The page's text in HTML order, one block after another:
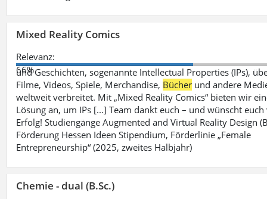
Mixed Reality Comics
Relevanz:
66%
und Geschichten, sogenannte Intellectual Properties (IPs),
Filme, Videos, Spiele, Merchandise, Bücher und andere
weltweit verbreitet. Mit „Mixed Reality Comics“ bieten wir
Lösung an, um IPs [...] Team dankt euch – und wünscht euch
Erfolg! Studiengänge Augmented and Virtual Reality Design
Förderung Hessen Ideen Stipendium, Förderlinie „Female
Entrepreneurship“ (2025, zweites Halbjahr)
Chemie - dual (B.Sc.)